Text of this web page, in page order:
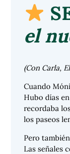
el
(Con Carla,
Cuando
Hubo días
recordaba
los paseos
Pero
Las señales